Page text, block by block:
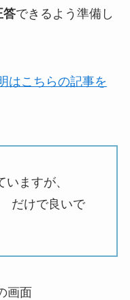
答できるよう準備し
はこちらの記事を
ますが、
だけで良いで
画面